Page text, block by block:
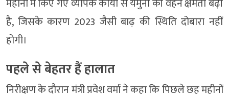
महीनों में किए गए व्यापक कार्यों से यमुना की वहन क्षमता बढ़ी
है, जिसके कारण 2023 जैसी बाढ़ की स्थिति दोबारा नहीं
होगी।
पहले से बेहतर हैं हालात
निरीक्षण के दौरान मंत्री प्रवेश वर्मा ने कहा कि पिछले छह महीनों